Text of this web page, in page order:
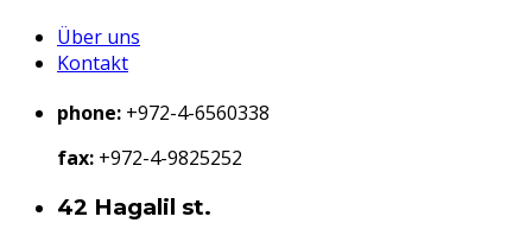
Über uns
Kontakt
phone: +972-4-6560338
fax: +972-4-9825252
42 Hagalil st.